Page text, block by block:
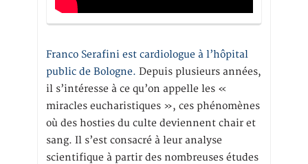
Franco Serafini est cardiologue à l’hôpital
public de Bologne. Depuis plusieurs années,
il s’intéresse à ce qu’on appelle les «
miracles eucharistiques », ces phénomènes
où des hosties du culte deviennent chair et
sang. Il s’est consacré à leur analyse
scientifique à partir des nombreuses études